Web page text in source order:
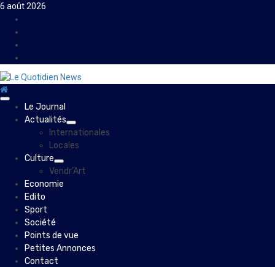
Skip
content
6 août 2026
Primary
Menu
Le Journal
Actualités
Internationales
Locales
Culture
Vendr’Art
Economie
Edito
Sport
Société
Points de vue
Petites Annonces
Contact